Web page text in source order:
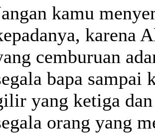
kamu
karena
cemburuan
bapa sampai
yang ketiga
orang yang